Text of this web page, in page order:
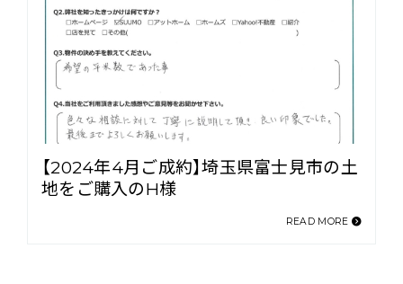
【2024年4月ご成約】埼玉県富士見市の土
地をご購入のH様
READ MORE